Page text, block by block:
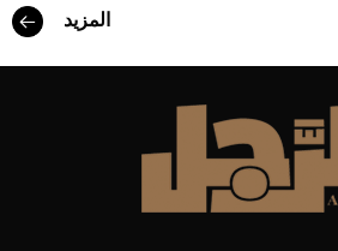
الطويل لإطلالة جريئة وعصرية
المزيد